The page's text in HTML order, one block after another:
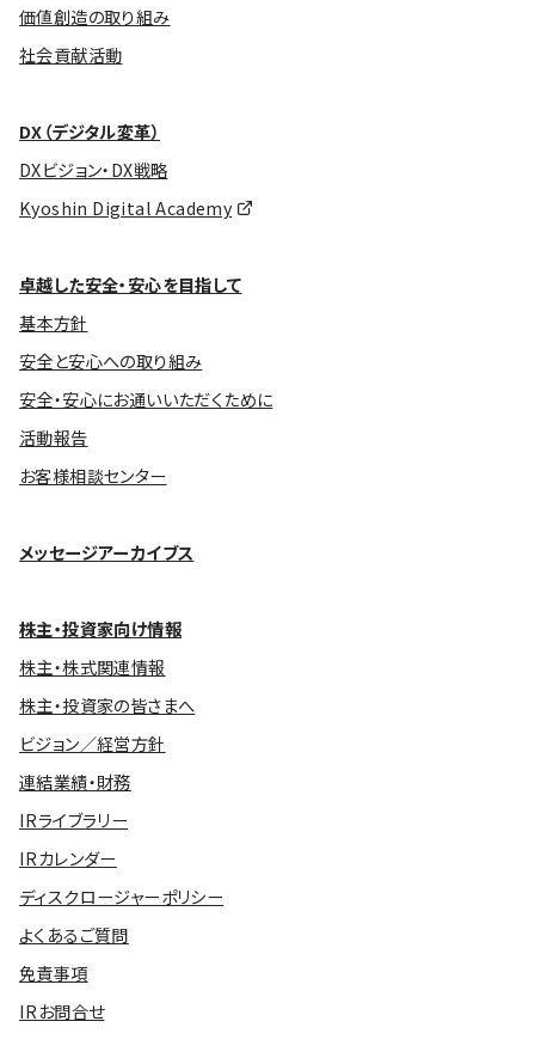
価値創造の取り組み
社会貢献活動
DX（デジタル変革）
DXビジョン・DX戦略
Kyoshin Digital Academy
卓越した安全・安心を目指して
基本方針
安全と安心への取り組み
安全・安心にお通いいただくために
活動報告
お客様相談センター
メッセージアーカイブス
株主・投資家向け情報
株主・株式関連情報
株主・投資家の皆さまへ
ビジョン／経営方針
連結業績・財務
IRライブラリー
IRカレンダー
ディスクロージャーポリシー
よくあるご質問
免責事項
IRお問合せ